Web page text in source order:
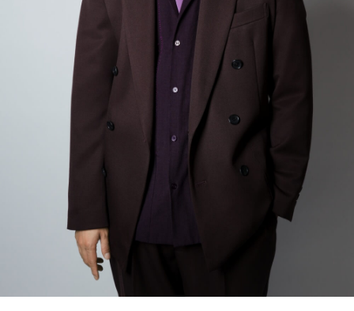
なところでして、私たち一人一人が、今ここにいない人たち
に対するストーリー、記憶だったり事実だったり、それを思
い起こしながら共感をしたり、その人が経たであろう苦しみ
ですとか、それが何を意味するかということをこの1分間の中
で思いを寄せるということが多いと思うんですね。少なくと
も自分の経験としては、そういうことがとっても多いんで
ということで、この黙祷と、黙祷が捧げられている人々、そ
の時のその瞬間ですとか背景ですとか、そのことのストーリ
ーや表現、私たちはそれをどういうふうに受け止められてい
るかということはとても大事なことだと思います。
で、今回この平和式典が行われ、史上最多の国が参加をして
いるわけですけれども、これはとっても良いことだと思いま
す。けれど、この一つの背景として懸念すべきなのが、今年
で原材料費の上昇が続いていて、これまで価格の転嫁を控え
てきた事業者が、減税を機に食料品の本体価格を値上げする
可能性もあるとしている。
「消費税減税で財政悪化の懸念から円安に、値上げ
もあって、さらなるインフレに見舞われる、こんな指摘も出
ているのですが、このあたりは武者さん、どうお考えです
「私は全く逆だと思いますね。いちばん消費者物価の
中でウエイトが高いのが食品ですよね。特に低所得層はエン
ゲル係数が高いですから、やはり食品の税率が7％引き下げら
れるというのはすごく大きな支援になると思いますね。それ
に加えて、このところ物価が大きく上がりましたけど、その